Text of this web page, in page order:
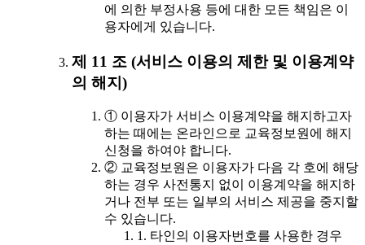
에 의한 부정사용 등에 대한 모든 책임은 이
용자에게 있습니다.
제 11 조 (서비스 이용의 제한 및 이용계약
의 해지)
① 이용자가 서비스 이용계약을 해지하고자
하는 때에는 온라인으로 교육정보원에 해지
신청을 하여야 합니다.
② 교육정보원은 이용자가 다음 각 호에 해당
하는 경우 사전통지 없이 이용계약을 해지하
거나 전부 또는 일부의 서비스 제공을 중지할
수 있습니다.
1. 타인의 이용자번호를 사용한 경우